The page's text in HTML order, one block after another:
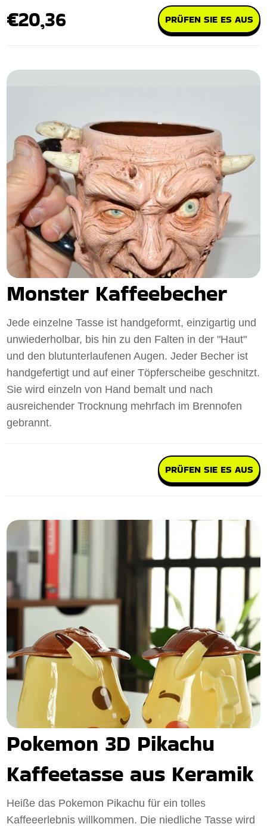
€20,36 PRÜFEN SIE ES AUS
Monster Kaffeebecher
Jede einzelne Tasse ist handgeformt, einzigartig und
unwiederholbar, bis hin zu den Falten in der "Haut"
und den blutunterlaufenen Augen. Jeder Becher ist
handgefertigt und auf einer Töpferscheibe geschnitzt.
Sie wird einzeln von Hand bemalt und nach
ausreichender Trocknung mehrfach im Brennofen
gebrannt.
PRÜFEN SIE ES AUS
Pokemon 3D Pikachu
Kaffeetasse aus Keramik
Heiße das Pokemon Pikachu für ein tolles
Kaffeeerlebnis willkommen. Die niedliche Tasse wird